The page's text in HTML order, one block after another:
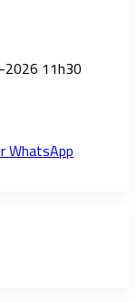
11h30
WhatsApp